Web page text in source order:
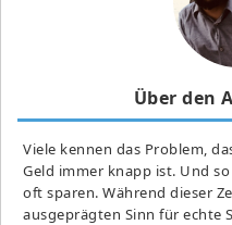
Über den
Viele kennen das Problem,
Geld immer knapp ist. Und
oft sparen. Während dieser
ausgeprägten Sinn für echte